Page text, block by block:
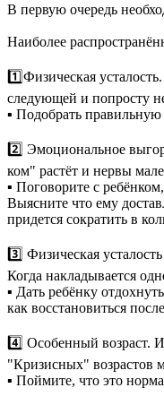
В первую очередь
Наиболее
1️⃣Физическая
следующей и попросту
▪ Подобрать
2️⃣ Эмоциональное
ком" растёт и нервы
▪ Поговорите с
Выясните что ему
придется сократить в
3️⃣ Физическая
Когда накладывается
▪ Дать ребёнку
как восстановиться
4️⃣ Особенный возраст.
"Кризисных" возрастов
▪ Поймите, что это